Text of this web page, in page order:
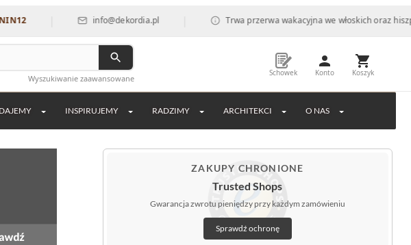
| info@dekordia.pl | Trwa przerwa wakacyjna we włoskich oraz
Wyszukiwanie zaawansowane
Schowek Konto Koszyk
INSPIRUJEMY RADZIMY ARCHITEKCI O NAS
ZAKUPY CHRONIONE
Trusted Shops
Gwarancja zwrotu pieniędzy przy każdym zamówieniu
Sprawdź ochronę